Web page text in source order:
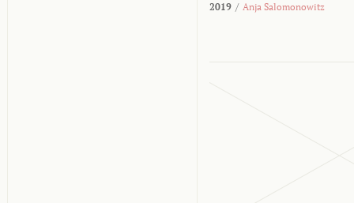
2019 / Anja Salomonowitz